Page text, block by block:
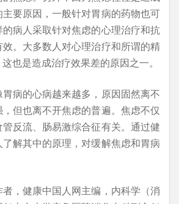
要原因，一般针对胃病的药物也可
病人采取针对焦虑的心理治疗和抗
。大多数人对心理治疗和所谓的精
也是造成治疗效果差的原因之一。
病的心病越来越多，原因固然离不
但也离不开焦虑的普遍。焦虑不仅
反流、肠易激综合征有关。通过健
解其中的原理，对缓解焦虑和胃病
，健康中国人网主编，内科学（消